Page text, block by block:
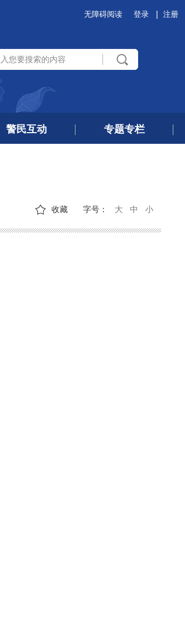
无障碍阅读 登录 注册
警民互动 专题专栏
字号： 大 中 小
收藏